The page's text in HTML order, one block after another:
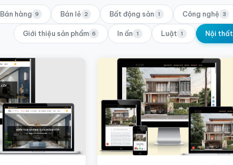
Bán hàng 9 Bán lẻ 2 Bất động sản 1 Công nghệ 3
Giới thiệu sản phẩm 6 In ấn 1 Luật 1 Nội thất